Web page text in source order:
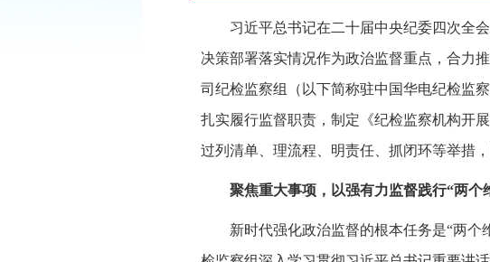
习近平总书记在二十届中央纪委四次全
决策部署落实情况作为政治监督重点，合力
司纪检监察组（以下简称驻中国华电纪检监
扎实履行监督职责，制定《纪检监察机构开
过列清单、理流程、明责任、抓闭环等举措
聚焦重大事项，以强有力监督践行“两个
新时代强化政治监督的根本任务是“两